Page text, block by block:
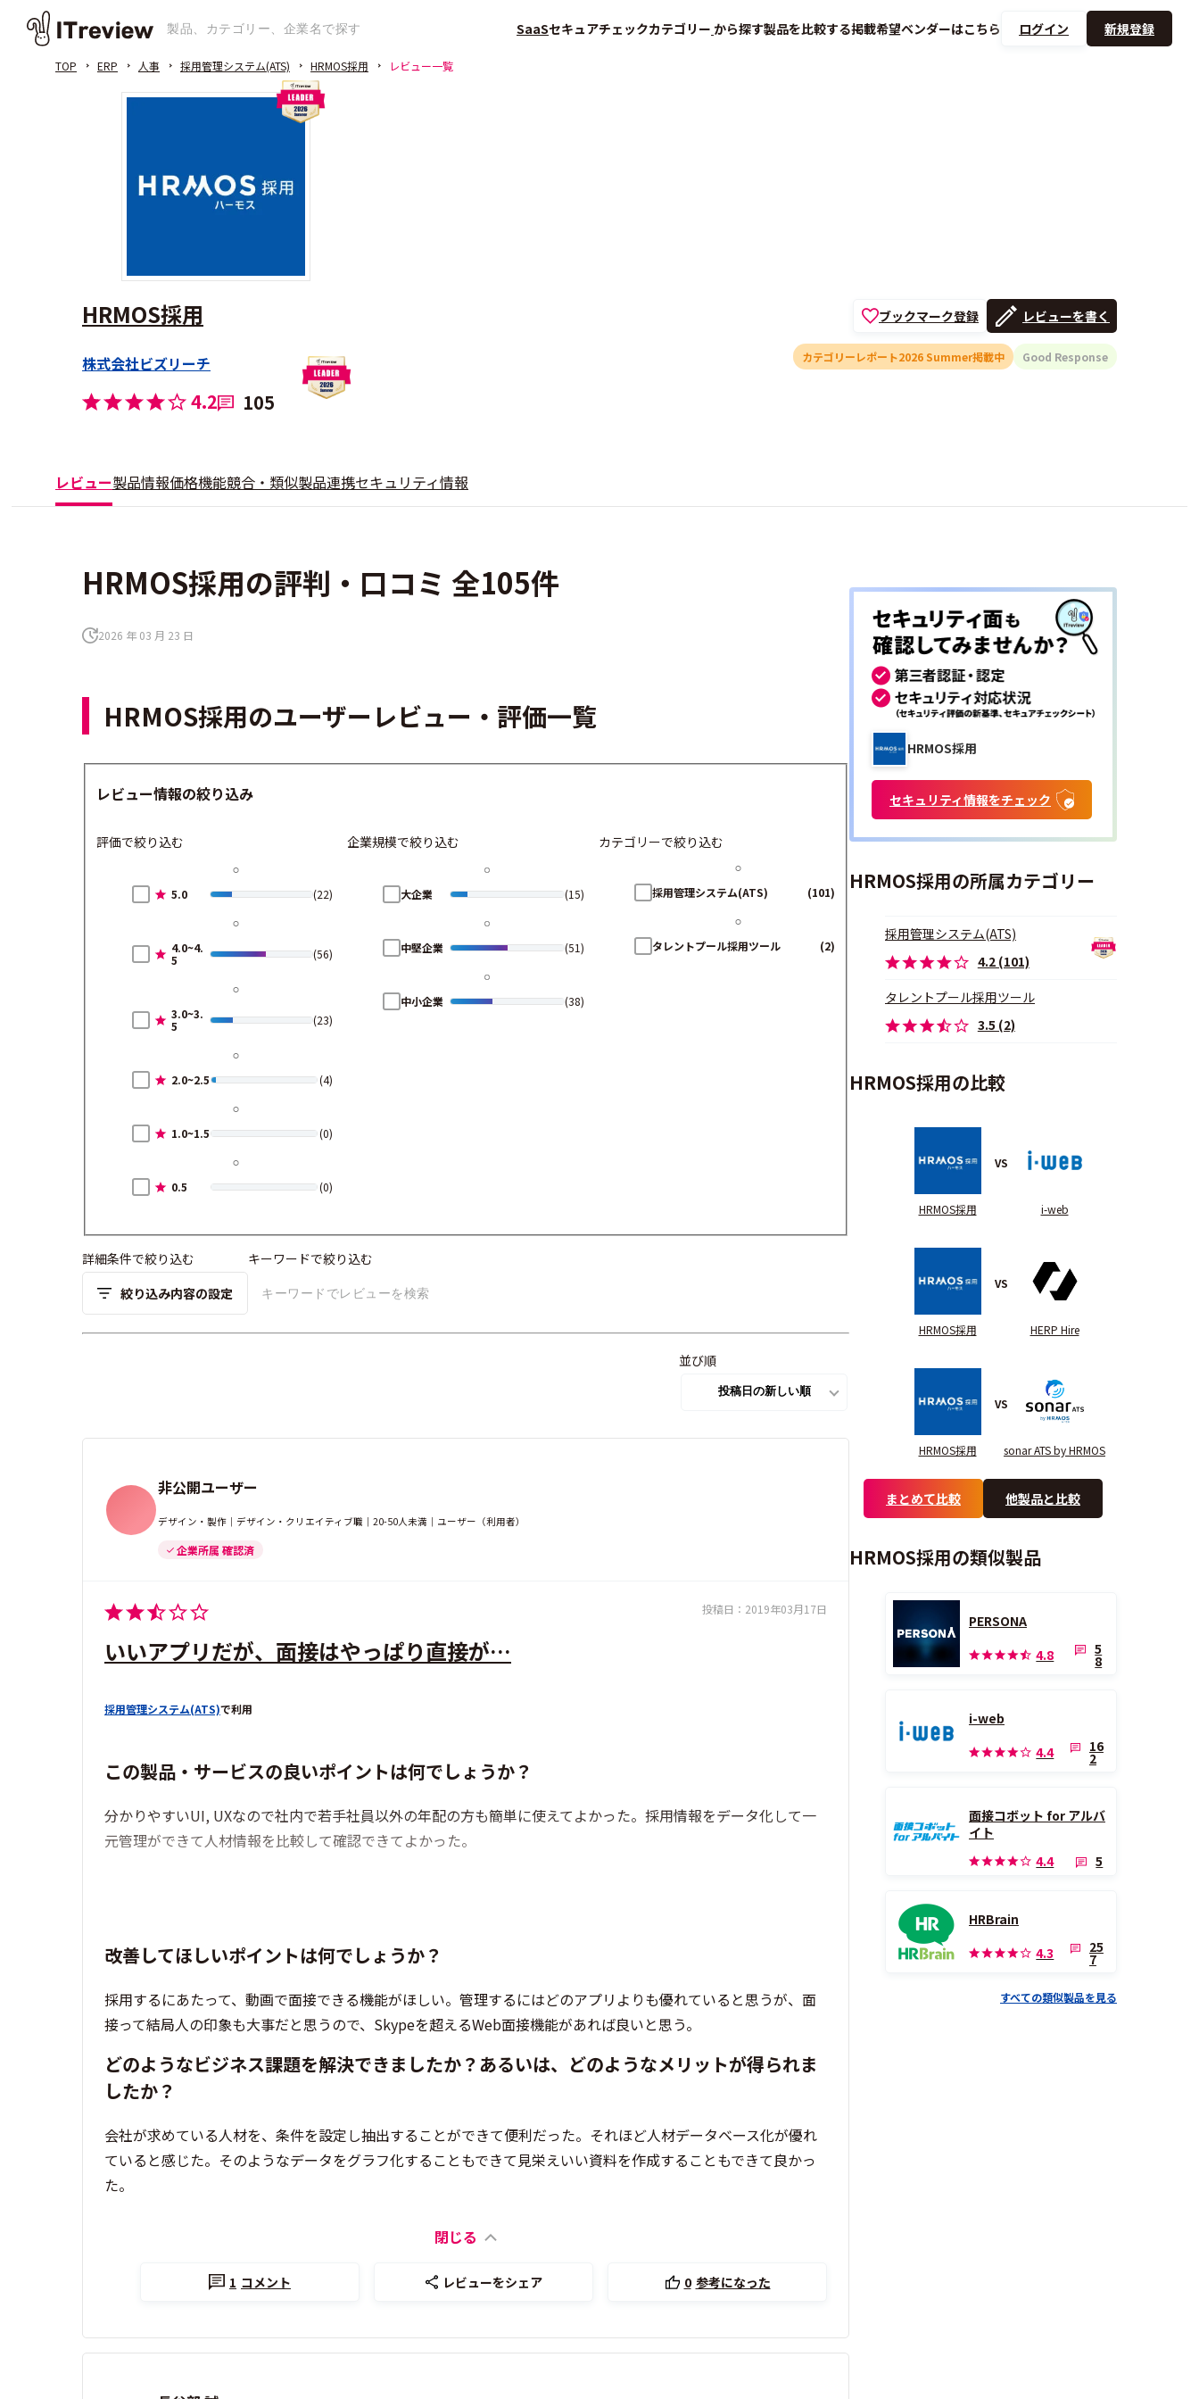
SaaSセキュアチェックカテゴリー から探す製品を比較する掲載希望ベンダーはこちら ログイン 新規登録
TOP ERP 人事 採用管理システム(ATS) HRMOS採用 レビュー一覧
HRMOS採用
株式会社ビズリーチ
4.2 105
ブックマーク登録 レビューを書く
カテゴリーレポート2026 Summer掲載中 Good Response
レビュー製品情報価格機能競合・類似製品連携セキュリティ情報
HRMOS採用の評判・口コミ 全105件
2026 年 03 月 23 日
HRMOS採用のユーザーレビュー・評価一覧
レビュー情報の絞り込み
評価で絞り込む
5.0 (22)
4.0~4.
5
(56)
3.0~3.
5
(23)
2.0~2.5 (4)
1.0~1.5 (0)
0.5 (0)
企業規模で絞り込む
大企業 (15)
中堅企業 (51)
中小企業 (38)
カテゴリーで絞り込む
採用管理システム(ATS) (101)
タレントプール採用ツール (2)
詳細条件で絞り込む
絞り込み内容の設定
キーワードで絞り込む
並び順
非公開ユーザー
デザイン・製作｜デザイン・クリエイティブ職｜20-50人未満｜ユーザー（利用者）
企業所属 確認済
投稿日： 2019年03月17日
いいアプリだが、面接はやっぱり直接が…
採用管理システム(ATS)で利用
この製品・サービスの良いポイントは何でしょうか？
分かりやすいUI, UXなので社内で若手社員以外の年配の方も簡単に使えてよかった。採用情報をデータ化して一
元管理ができて人材情報を比較して確認できてよかった。
改善してほしいポイントは何でしょうか？
採用するにあたって、動画で面接できる機能がほしい。管理するにはどのアプリよりも優れていると思うが、面
接って結局人の印象も大事だと思うので、Skypeを超えるWeb面接機能があれば良いと思う。
どのようなビジネス課題を解決できましたか？あるいは、どのようなメリットが得られま
したか？
会社が求めている人材を、条件を設定し抽出することができて便利だった。それほど人材データベース化が優れ
ていると感じた。そのようなデータをグラフ化することもできて見栄えいい資料を作成することもできて良かっ
た。
閉じる
1 コメント レビューをシェア 0 参考になった
HRMOS採用
セキュリティ情報をチェック
HRMOS採用の所属カテゴリー
採用管理システム(ATS)
4.2 (101)
タレントプール採用ツール
3.5 (2)
HRMOS採用の比較
HRMOS採用
VS
i-web
HRMOS採用
VS
HERP Hire
HRMOS採用
VS
sonar ATS by HRMOS
まとめて比較 他製品と比較
HRMOS採用の類似製品
PERSONA
4.8
5
8
i-web
4.4
16
2
面接コボット for アルバ
イト
4.4
5
HRBrain
4.3
25
7
すべての類似製品を見る